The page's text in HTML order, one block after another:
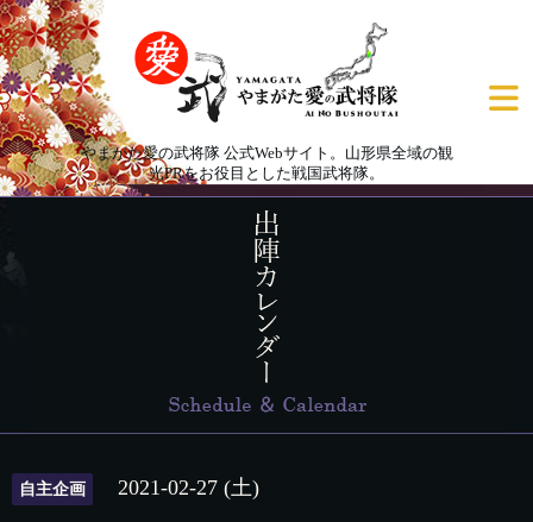
やまがた愛の武将隊 公式Webサイト。山形県全域の観
光PRをお役目とした戦国武将隊。
自主企画 2021-02-27 (土)